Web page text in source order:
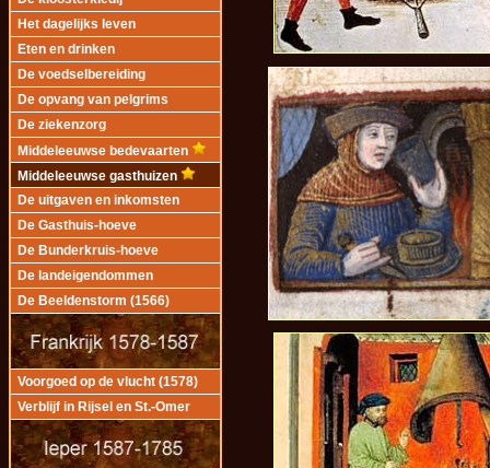
Het dagelijks leven
Eten en drinken
De voedselbereiding
De opvang van pelgrims
De ziekenzorg
Middeleeuwse bedevaarten
Middeleeuwse gasthuizen
De uitgaven en inkomsten
De Gasthuis-hoeve
De Bunderkruis-hoeve
De landeigendommen
De Beeldenstorm (1566)
Voorgoed op de vlucht (1578)
Verblijf in Rijsel en St.-Omer